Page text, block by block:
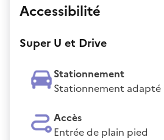
Accessibilité
Super U et Drive
Stationnement
Stationnement
Accès
Entrée de plain pied